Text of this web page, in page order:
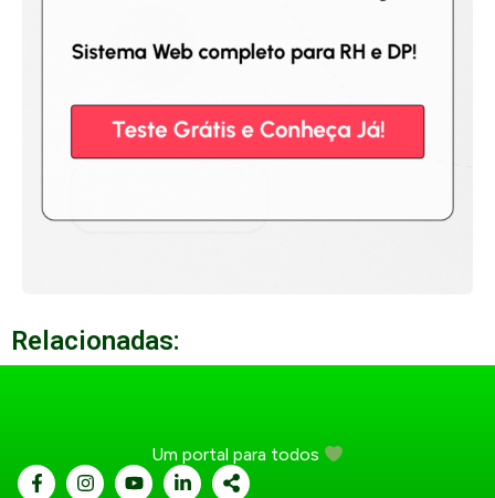
Relacionadas:
Um portal para todos